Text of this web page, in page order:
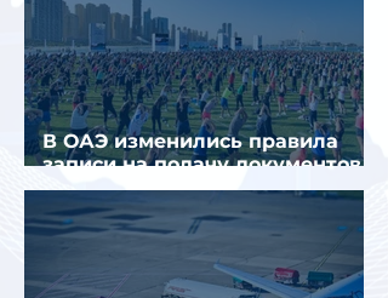
В ОАЭ изменились правила
записи на подачу документов
для визы в Испанию